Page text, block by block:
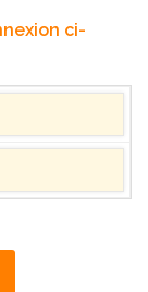
ci-